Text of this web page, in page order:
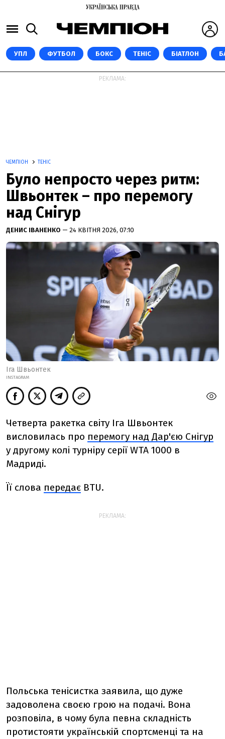
УПЛ ФУТБОЛ БОКС ТЕНІС БІАТЛОН
РЕКЛАМА:
ЧЕМПІОН ТЕНІС
Було непросто через ритм:
Швьонтек – про перемогу
над Снігур
ДЕНИС ІВАНЕНКО — 24 КВІТНЯ 2026, 07:10
Іга Швьонтек
INSTAGRAM
Четверта ракетка світу Іга Швьонтек
висловилась про перемогу над Дар'єю Снігур
у другому колі турніру серії WTA 1000 в
Мадриді.
Її слова передає BTU.
РЕКЛАМА:
Польська тенісистка заявила, що дуже
задоволена своєю грою на подачі. Вона
розповіла, в чому була певна складність
протистояти українській спортсменці та на